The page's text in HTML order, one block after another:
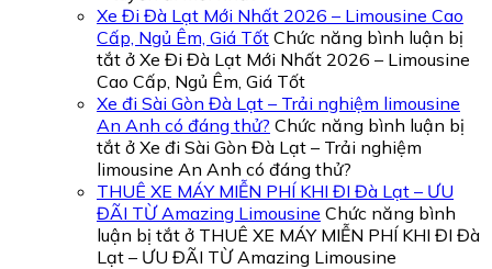
Xe Đi Đà Lạt Mới Nhất 2026 – Limousine Cao
Cấp, Ngủ Êm, Giá Tốt Chức năng bình luận bị
tắt ở Xe Đi Đà Lạt Mới Nhất 2026 – Limousine
Cao Cấp, Ngủ Êm, Giá Tốt
Xe đi Sài Gòn Đà Lạt – Trải nghiệm limousine
An Anh có đáng thử? Chức năng bình luận bị
tắt ở Xe đi Sài Gòn Đà Lạt – Trải nghiệm
limousine An Anh có đáng thử?
THUÊ XE MÁY MIỄN PHÍ KHI ĐI Đà Lạt – ƯU
ĐÃI TỪ Amazing Limousine Chức năng bình
luận bị tắt ở THUÊ XE MÁY MIỄN PHÍ KHI ĐI Đà
Lạt – ƯU ĐÃI TỪ Amazing Limousine